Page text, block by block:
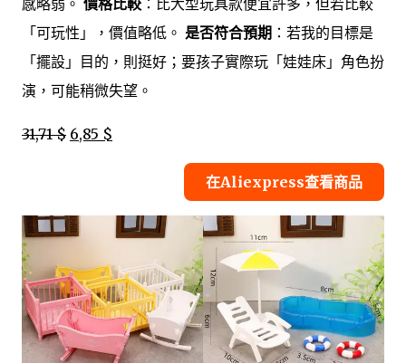
「可玩性」，價值略低。 是否符合預期 ：若我的目標是
「擺設」目的，則挺好；要孩子實際玩「娃娃床」角色扮
演，可能稍微失望。
31,71 $ 6,85 $
在Aliexpress查看商品